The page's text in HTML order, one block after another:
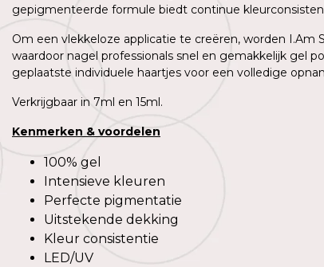
gepigmenteerde formule biedt continue
Om een vlekkeloze applicatie te creëren, worden I.Am
waardoor nagel professionals snel en gemakkelijk gel
geplaatste individuele haartjes voor een volledige
Verkrijgbaar in 7ml en 15ml.
Kenmerken & voordelen
100% gel
Intensieve kleuren
Perfecte pigmentatie
Uitstekende dekking
Kleur consistentie
LED/UV